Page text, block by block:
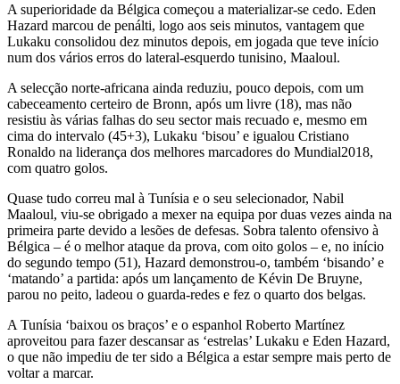
A superioridade da Bélgica começou a materializar-se cedo. Eden
Hazard marcou de penálti, logo aos seis minutos, vantagem que
Lukaku consolidou dez minutos depois, em jogada que teve início
num dos vários erros do lateral-esquerdo tunisino, Maaloul.
A selecção norte-africana ainda reduziu, pouco depois, com um
cabeceamento certeiro de Bronn, após um livre (18), mas não
resistiu às várias falhas do seu sector mais recuado e, mesmo em
cima do intervalo (45+3), Lukaku ‘bisou’ e igualou Cristiano
Ronaldo na liderança dos melhores marcadores do Mundial2018,
com quatro golos.
Quase tudo correu mal à Tunísia e o seu selecionador, Nabil
Maaloul, viu-se obrigado a mexer na equipa por duas vezes ainda na
primeira parte devido a lesões de defesas. Sobra talento ofensivo à
Bélgica – é o melhor ataque da prova, com oito golos – e, no início
do segundo tempo (51), Hazard demonstrou-o, também ‘bisando’ e
‘matando’ a partida: após um lançamento de Kévin De Bruyne,
parou no peito, ladeou o guarda-redes e fez o quarto dos belgas.
A Tunísia ‘baixou os braços’ e o espanhol Roberto Martínez
aproveitou para fazer descansar as ‘estrelas’ Lukaku e Eden Hazard,
o que não impediu de ter sido a Bélgica a estar sempre mais perto de
voltar a marcar.